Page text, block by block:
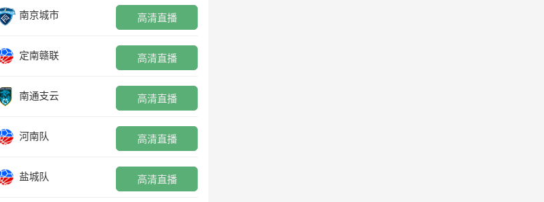
南京城市 高清直播
定南赣联 高清直播
南通支云 高清直播
河南队 高清直播
盐城队 高清直播